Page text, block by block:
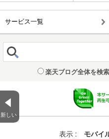
新しい
サービス一覧
楽天ブログ全体を検索
表示 : モバイ